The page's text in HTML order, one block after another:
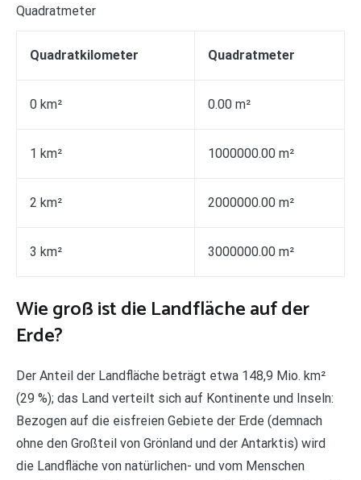
Quadratmeter
Quadratkilometer Quadratmeter
0 km² 0.00 m²
1 km² 1000000.00 m²
2 km² 2000000.00 m²
3 km² 3000000.00 m²
Wie groß ist die Landfläche auf der
Erde?
Der Anteil der Landfläche beträgt etwa 148,9 Mio. km²
(29 %); das Land verteilt sich auf Kontinente und Inseln:
Bezogen auf die eisfreien Gebiete der Erde (demnach
ohne den Großteil von Grönland und der Antarktis) wird
die Landfläche von natürlichen- und vom Menschen